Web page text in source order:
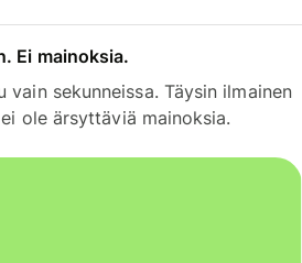
Ei mainoksia.
vain sekunneissa. Täysin ilmainen
ole ärsyttäviä mainoksia.